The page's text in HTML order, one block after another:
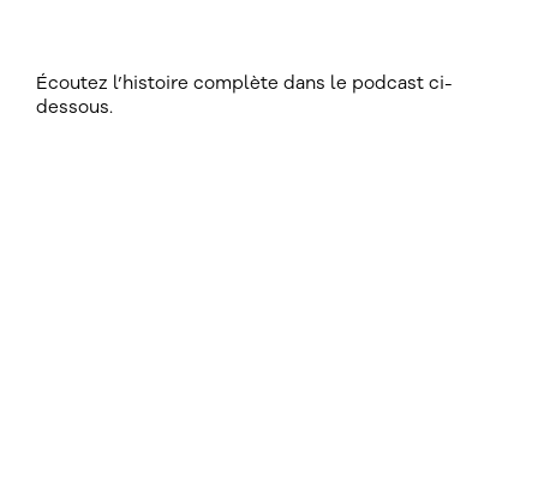
Écoutez l’histoire complète dans le podcast ci-
dessous.